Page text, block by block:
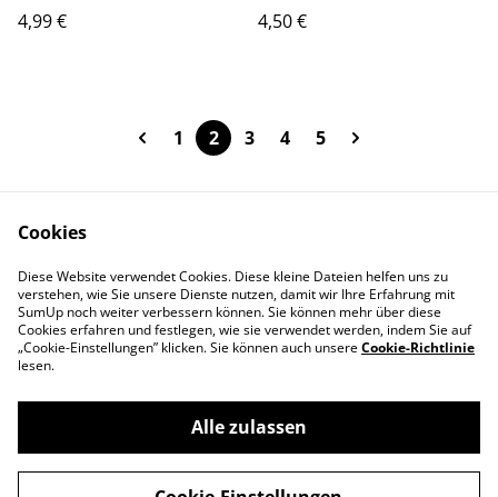
4,99 €
4,50 €
1 2 3 4 5
Datenschutz
Cookie-Richtlinie
©2026
VFC Plauen • Die FAN BUDE im
Vogtlandstadion
Cookies
Diese Website verwendet Cookies. Diese kleine Dateien helfen uns zu
verstehen, wie Sie unsere Dienste nutzen, damit wir Ihre Erfahrung mit
SumUp noch weiter verbessern können. Sie können mehr über diese
Cookies erfahren und festlegen, wie sie verwendet werden, indem Sie auf
„Cookie-Einstellungen” klicken. Sie können auch unsereCookie-Richtlinie
lesen.
Alle zulassen